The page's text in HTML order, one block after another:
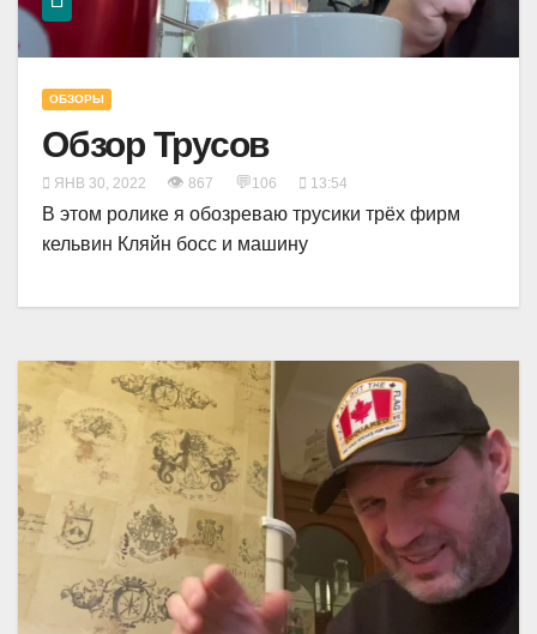
ОБЗОРЫ
Обзор Трусов
ЯНВ 30, 2022 👁 867 💬106 13:54
В этом ролике я обозреваю трусики трёх фирм
кельвин Кляйн босс и машину